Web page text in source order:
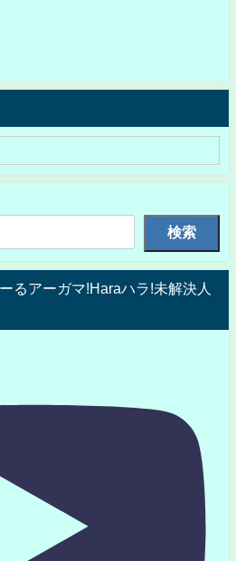
検索
るアーガマ!Haraハラ!未解決人